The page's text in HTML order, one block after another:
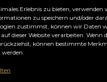
Erlebnis zu bieten, verwenden
zu speichern und/oder
zustimmst, können wir Daten
dieser Website verarbeiten.
können bestimmte